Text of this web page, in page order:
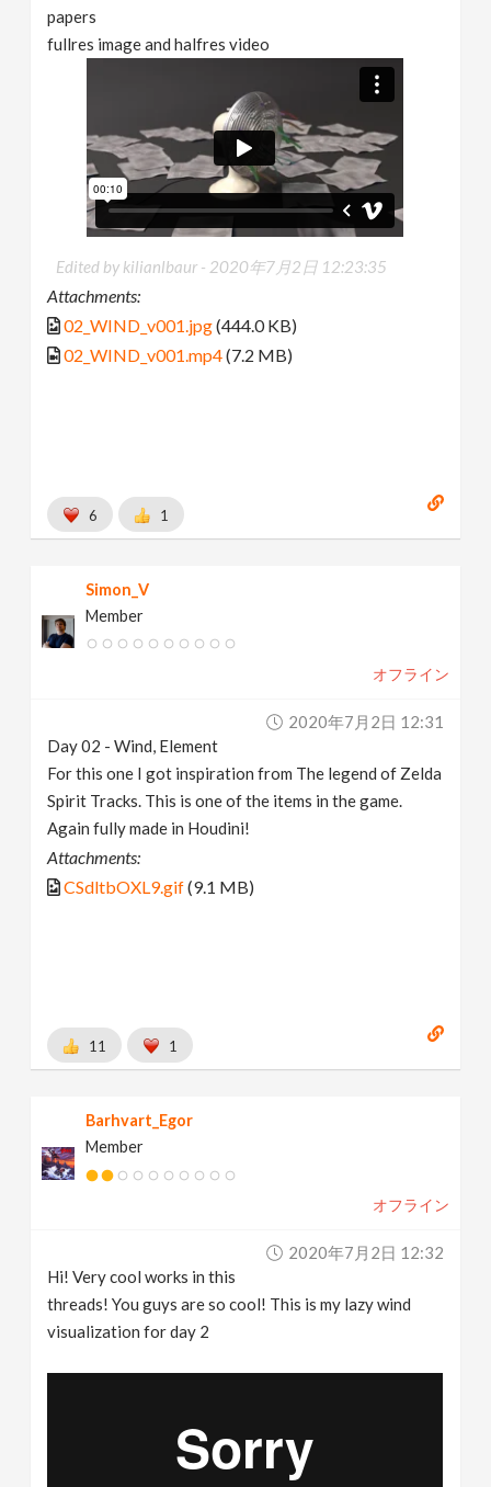
papers
fullres image and halfres video
Edited by kilianlbaur - 2020年7月2日 12:23:35
Attachments:
02_WIND_v001.jpg(444.0 KB)
02_WIND_v001.mp4(7.2 MB)
6 1
Simon_V
Member
オフライン
2020年7月2日 12:31
Day 02 - Wind, Element
For this one I got inspiration from The legend of Zelda
Spirit Tracks. This is one of the items in the game.
Again fully made in Houdini!
Attachments:
CSdltbOXL9.gif(9.1 MB)
11 1
Barhvart_Egor
Member
オフライン
2020年7月2日 12:32
Hi! Very cool works in this
threads! You guys are so cool! This is my lazy wind
visualization for day 2